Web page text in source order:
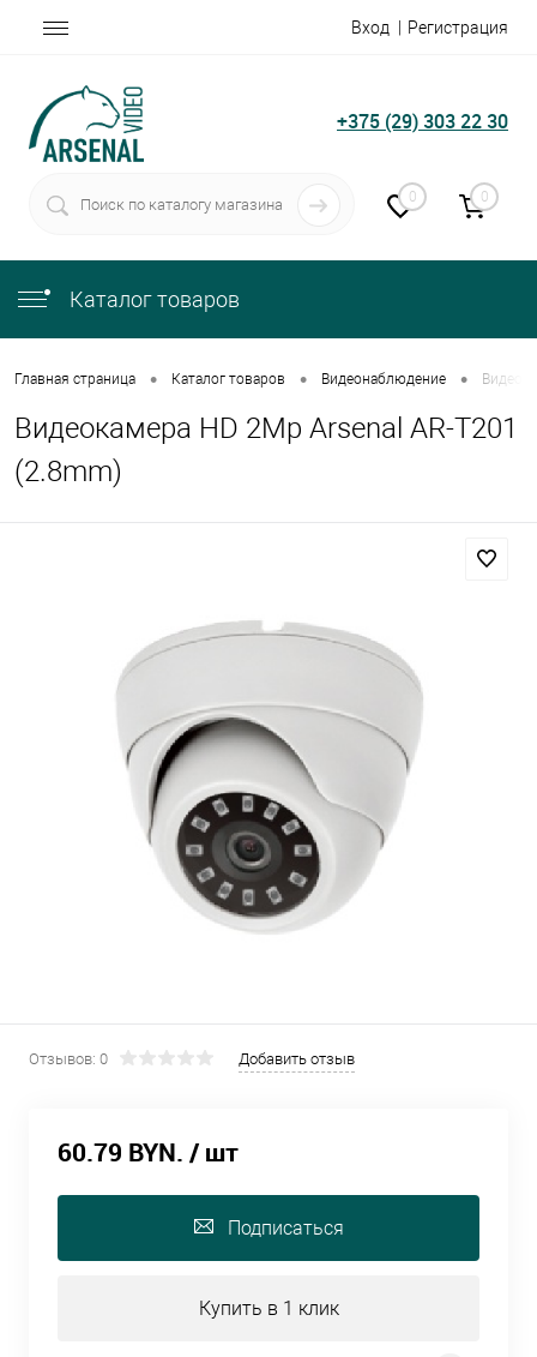
Вход Регистрация
+375 (29) 303 22 30
0 0
Каталог товаров
Главная страница • Каталог товаров • Видеонаблюдение •
Видеокамера HD 2Mp Arsenal AR-T201
(2.8mm)
Отзывов: 0 Добавить отзыв
60.79 BYN. / шт
Подписаться
Купить в 1 клик